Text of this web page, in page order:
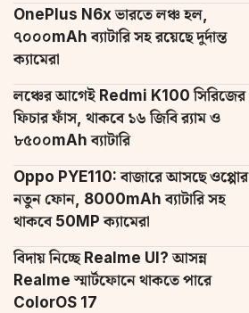
OnePlus N6x ভারতে লঞ্চ হল,
৭০০০mAh ব্যাটারি সহ রয়েছে দুর্দান্ত
ক্যামেরা
লঞ্চের আগেই Redmi K100 সিরিজের
ফিচার ফাঁস, থাকবে ১৬ জিবি র‌্যাম ও
৮৫০০mAh ব্যাটারি
Oppo PYE110: বাজারে আসছে ওপ্পোর
নতুন ফোন, 8000mAh ব্যাটারি সহ
থাকবে 50MP ক্যামেরা
বিদায় নিচ্ছে Realme UI? আসন্ন
Realme স্মার্টফোনে থাকতে পারে
ColorOS 17